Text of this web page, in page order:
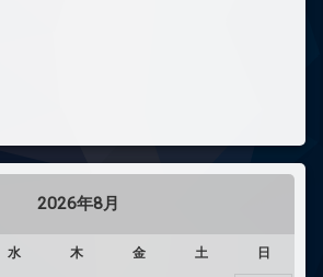
2026年8月
水 木 金 土 日